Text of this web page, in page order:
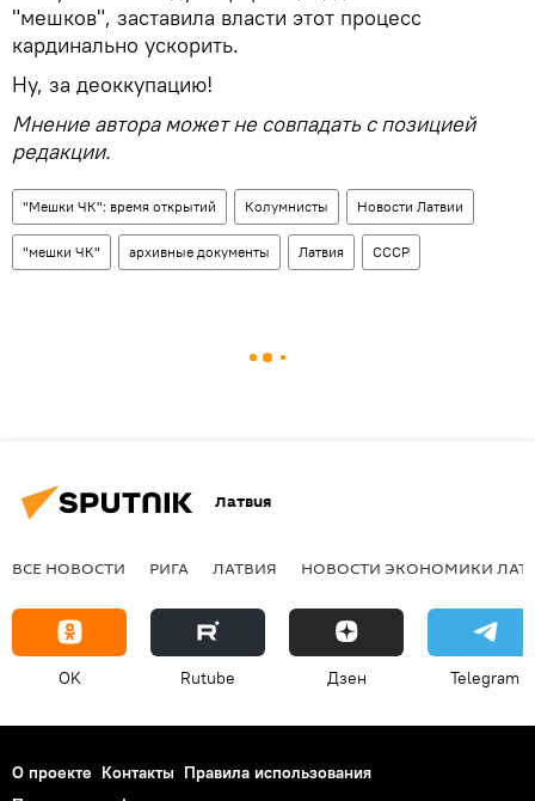
"мешков", заставила власти этот процесс
кардинально ускорить.
Ну, за деоккупацию!
Мнение автора может не совпадать с позицией
редакции.
"Мешки ЧК": время открытий Колумнисты Новости Латвии
"мешки ЧК" архивные документы Латвия СССР
Латвия
ВСЕ НОВОСТИ РИГА ЛАТВИЯ НОВОСТИ ЭКОНОМИКИ
OK Rutube Дзен Telegram
О проекте Контакты Правила использования